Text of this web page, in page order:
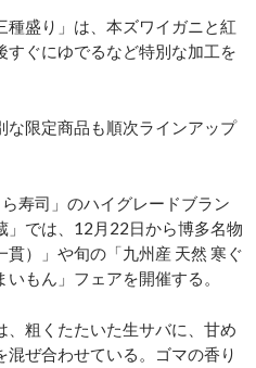
盛り」は、本ズワイガニと紅
すぐにゆでるなど特別な加工を
限定商品も順次ラインアップ
寿司」のハイグレードブラン
」では、12月22日から博多名物
）」や旬の「九州産 天然 寒ぐ
もん」フェアを開催する。
粗くたたいた生サバに、甘め
ぜ合わせている。ゴマの香り